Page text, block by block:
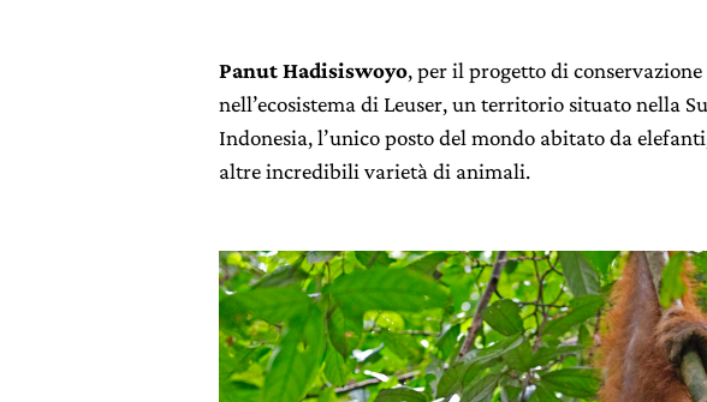
Panut Hadisiswoyo, per il progetto di
nell’ecosistema di Leuser, un territorio situato nella
Indonesia, l’unico posto del mondo abitato da
altre incredibili varietà di animali.